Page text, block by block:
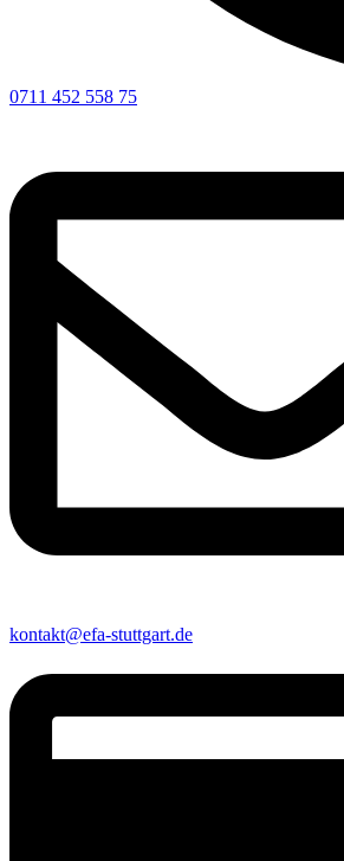
0711 452 558 75
kontakt@efa-stuttgart.de